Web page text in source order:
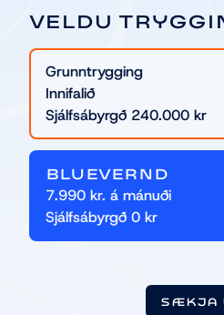
VELDU
Grunntrygging
Innifalið
Sjálfsábyrgð 240.000 kr
BLUEVERND
7.990 kr. á mánuði
Sjálfsábyrgð 0 kr
SÆKJA